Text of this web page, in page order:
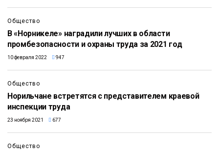
Общество
В «Норникеле» наградили лучших в области
промбезопасности и охраны труда за 2021 год
10 февраля 2022 947
Общество
Норильчане встретятся с представителем краевой
инспекции труда
23 ноября 2021 677
Общество